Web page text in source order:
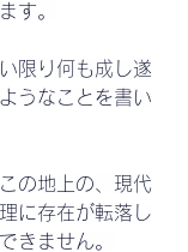
す。
限り何も成し遂
うなことを書い
の地上の、現代
に存在が転落し
きません。